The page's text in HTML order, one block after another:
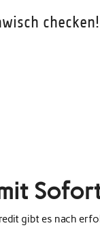
checken!
gibt es nach